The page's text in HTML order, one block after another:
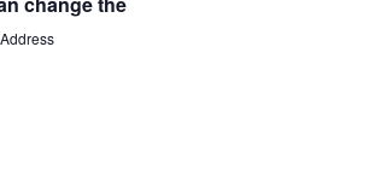
Address